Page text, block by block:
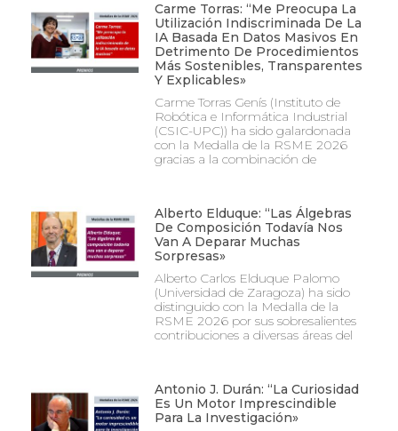
Carme Torras: “Me Preocupa La
Utilización Indiscriminada De La
IA Basada En Datos Masivos En
Detrimento De Procedimientos
Más Sostenibles, Transparentes
Y Explicables»
Carme Torras Genís (Instituto de
Robótica e Informática Industrial
(CSIC-UPC)) ha sido galardonada
con la Medalla de la RSME 2026
gracias a la combinación de
Alberto Elduque: “Las Álgebras
De Composición Todavía Nos
Van A Deparar Muchas
Sorpresas»
Alberto Carlos Elduque Palomo
(Universidad de Zaragoza) ha sido
distinguido con la Medalla de la
RSME 2026 por sus sobresalientes
contribuciones a diversas áreas del
Antonio J. Durán: “La Curiosidad
Es Un Motor Imprescindible
Para La Investigación»